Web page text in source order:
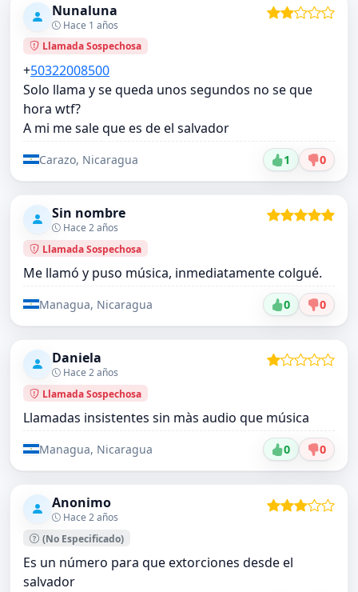
Nunaluna
Hace 1 años
Llamada Sospechosa
+50322008500
Solo llama y se queda unos segundos no se que
hora wtf?
A mi me sale que es de el salvador
Carazo, Nicaragua 1 0
Sin nombre
Hace 2 años
Llamada Sospechosa
Me llamó y puso música, inmediatamente colgué.
Managua, Nicaragua 0 0
Daniela
Hace 2 años
Llamada Sospechosa
Llamadas insistentes sin màs audio que música
Managua, Nicaragua 0 0
Anonimo
Hace 2 años
(No Especificado)
Es un número para que extorciones desde el
salvador